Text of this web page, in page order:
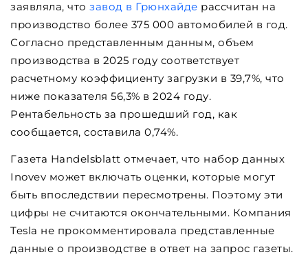
заявляла, что завод в Грюнхайде рассчитан на
производство более 375 000 автомобилей в год.
Согласно представленным данным, объем
производства в 2025 году соответствует
расчетному коэффициенту загрузки в 39,7%, что
ниже показателя 56,3% в 2024 году.
Рентабельность за прошедший год, как
сообщается, составила 0,74%.
Газета Handelsblatt отмечает, что набор данных
Inovev может включать оценки, которые могут
быть впоследствии пересмотрены. Поэтому эти
цифры не считаются окончательными. Компания
Tesla не прокомментировала представленные
данные о производстве в ответ на запрос газеты.